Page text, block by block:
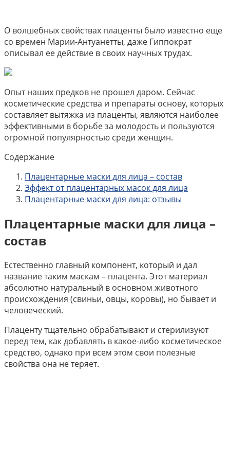
О волшебных свойствах плаценты было известно еще
со времен Марии-Антуанетты, даже Гиппократ
описывал ее действие в своих научных трудах.
Опыт наших предков не прошел даром. Сейчас
косметические средства и препараты основу, которых
составляет вытяжка из плаценты, являются наиболее
эффективными в борьбе за молодость и пользуются
огромной популярностью среди женщин.
Содержание
Плацентарные маски для лица – состав
Эффект от плацентарных масок для лица
Плацентарные маски для лица: отзывы
Плацентарные маски для лица –
состав
Естественно главный компонент, который и дал
название таким маскам – плацента. Этот материал
абсолютно натуральный в основном животного
происхождения (свиньи, овцы, коровы), но бывает и
человеческий.
Плаценту тщательно обрабатывают и стерилизуют
перед тем, как добавлять в какое-либо косметическое
средство, однако при всем этом свои полезные
свойства она не теряет.